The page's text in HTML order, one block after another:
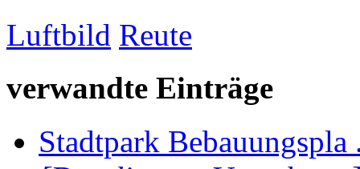
Luftbild Reute
verwandte Einträge
Stadtpark Bebauungspla